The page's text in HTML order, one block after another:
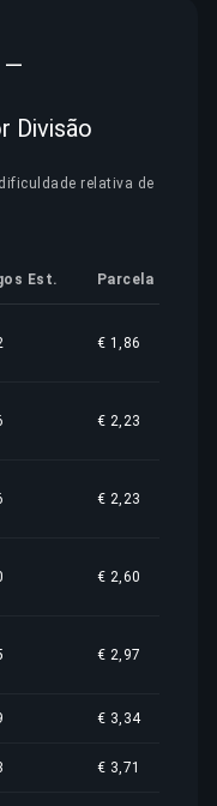
—
Divisão
relativa de
Est. Parcela de
€ 1,86
€ 2,23
€ 2,23
€ 2,60
€ 2,97
€ 3,34
€ 3,71